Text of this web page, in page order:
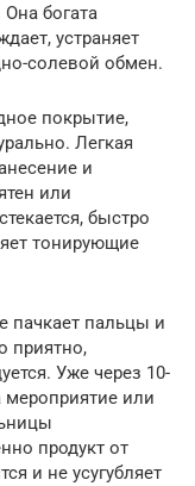
богата
устраняет
солевой обмен.
покрытие,
Легкая
и
или
быстро
тонирующие
пачкает пальцы и
приятно,
Уже через 10-
или
продукт от
и не усугубляет